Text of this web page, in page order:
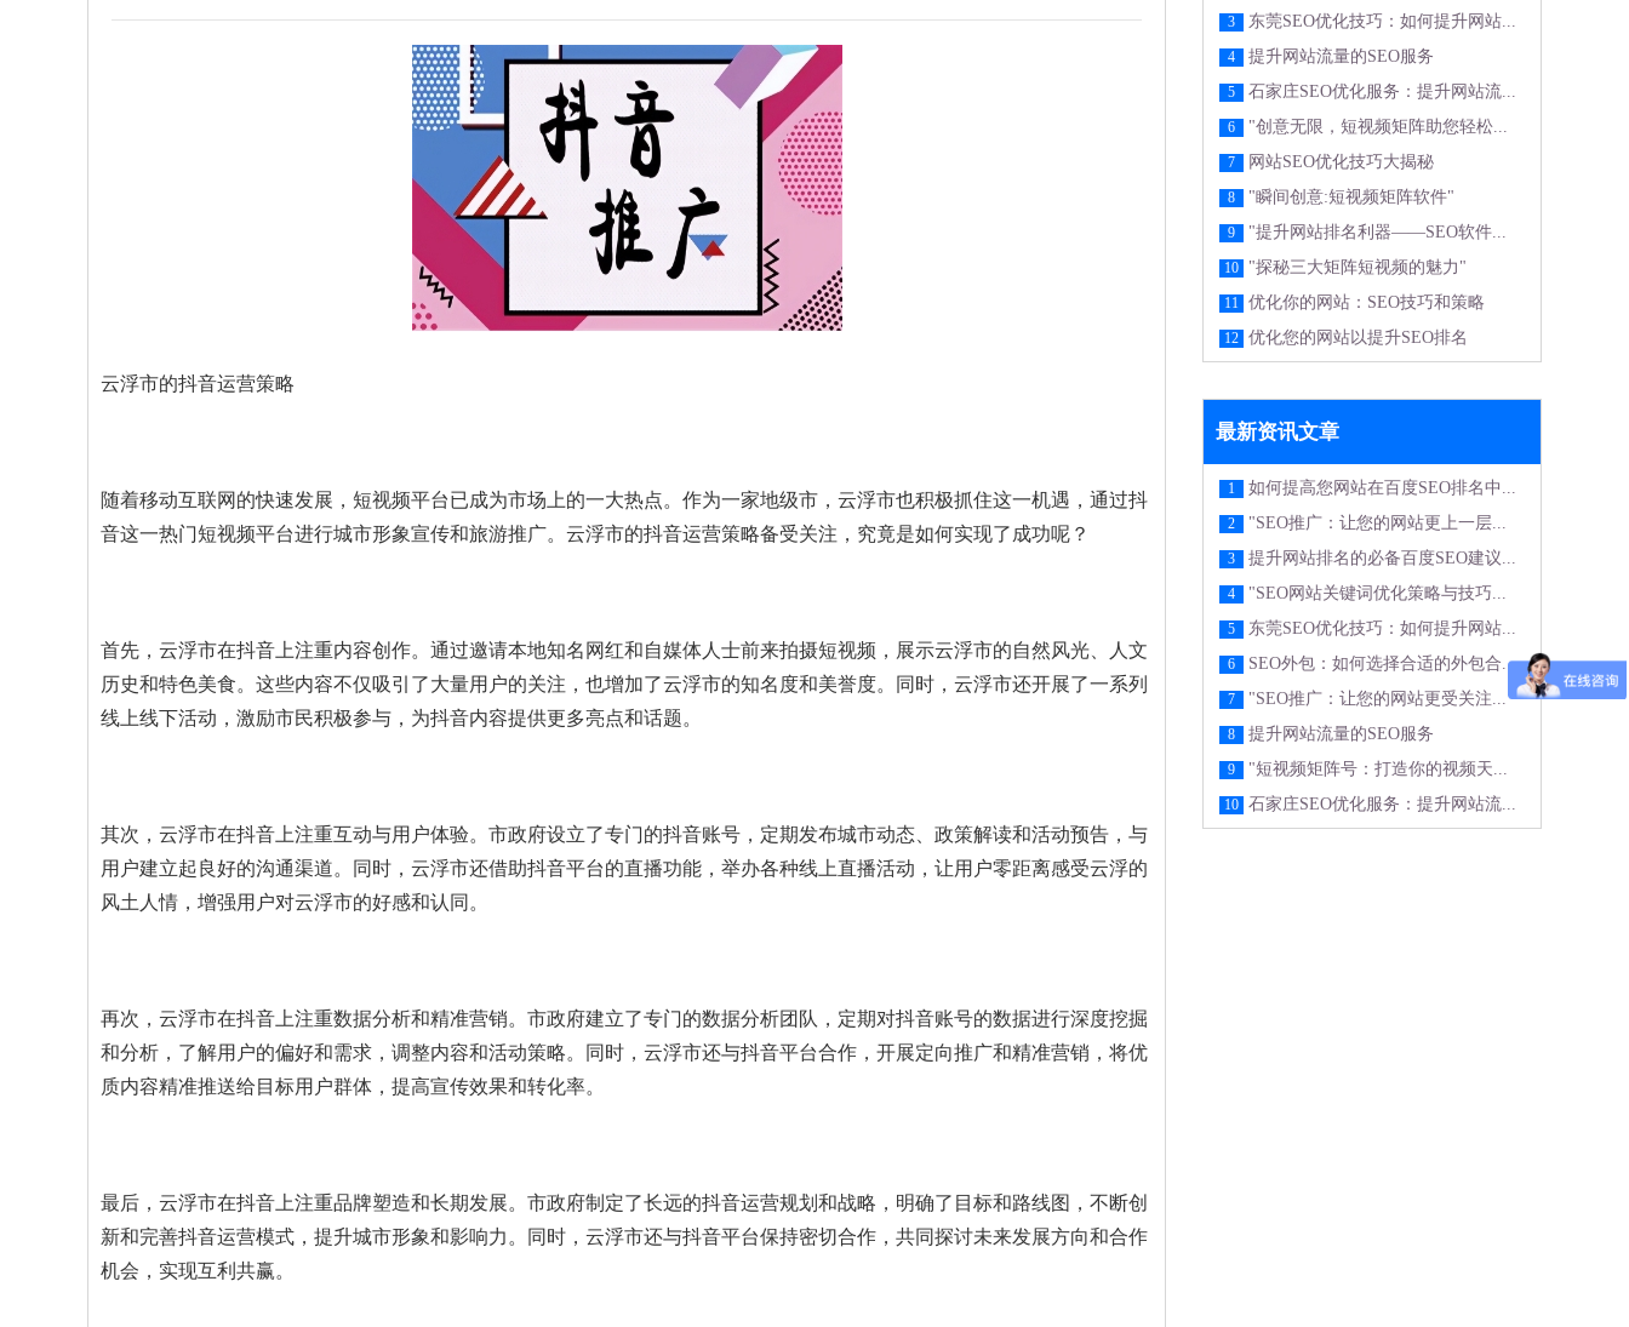
云浮市的抖音运营策略
随着移动互联网的快速发展，短视频平台已成为市场上的一大热点。作为一家地级市，云浮市也积极抓住这一机遇，通过抖
音这一热门短视频平台进行城市形象宣传和旅游推广。云浮市的抖音运营策略备受关注，究竟是如何实现了成功呢？
首先，云浮市在抖音上注重内容创作。通过邀请本地知名网红和自媒体人士前来拍摄短视频，展示云浮市的自然风光、人文
历史和特色美食。这些内容不仅吸引了大量用户的关注，也增加了云浮市的知名度和美誉度。同时，云浮市还开展了一系列
线上线下活动，激励市民积极参与，为抖音内容提供更多亮点和话题。
其次，云浮市在抖音上注重互动与用户体验。市政府设立了专门的抖音账号，定期发布城市动态、政策解读和活动预告，与
用户建立起良好的沟通渠道。同时，云浮市还借助抖音平台的直播功能，举办各种线上直播活动，让用户零距离感受云浮的
风土人情，增强用户对云浮市的好感和认同。
再次，云浮市在抖音上注重数据分析和精准营销。市政府建立了专门的数据分析团队，定期对抖音账号的数据进行深度挖掘
和分析，了解用户的偏好和需求，调整内容和活动策略。同时，云浮市还与抖音平台合作，开展定向推广和精准营销，将优
质内容精准推送给目标用户群体，提高宣传效果和转化率。
最后，云浮市在抖音上注重品牌塑造和长期发展。市政府制定了长远的抖音运营规划和战略，明确了目标和路线图，不断创
新和完善抖音运营模式，提升城市形象和影响力。同时，云浮市还与抖音平台保持密切合作，共同探讨未来发展方向和合作
机会，实现互利共赢。
3 东莞SEO优化技巧：如何提升网站...
4 提升网站流量的SEO服务
5 石家庄SEO优化服务：提升网站流...
6 "创意无限，短视频矩阵助您轻松...
7 网站SEO优化技巧大揭秘
8 "瞬间创意:短视频矩阵软件"
9 "提升网站排名利器——SEO软件...
10 "探秘三大矩阵短视频的魅力"
11 优化你的网站：SEO技巧和策略
12 优化您的网站以提升SEO排名
最新资讯文章
1 如何提高您网站在百度SEO排名中...
2 "SEO推广：让您的网站更上一层...
3 提升网站排名的必备百度SEO建议...
4 "SEO网站关键词优化策略与技巧...
5 东莞SEO优化技巧：如何提升网站...
6 SEO外包：如何选择合适的外包合...
7 "SEO推广：让您的网站更受关注...
8 提升网站流量的SEO服务
9 "短视频矩阵号：打造你的视频天...
10 石家庄SEO优化服务：提升网站流...